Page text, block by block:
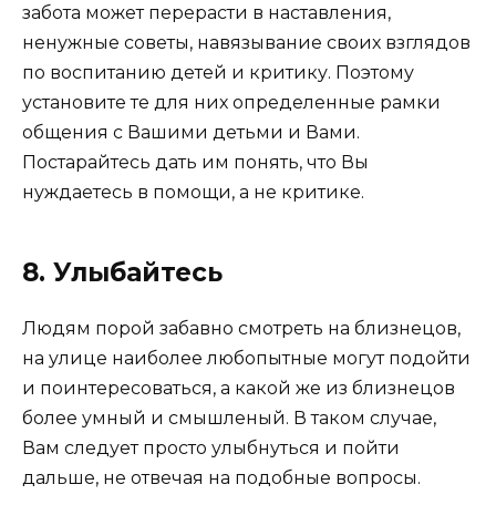
забота может перерасти в наставления,
ненужные советы, навязывание своих взглядов
по воспитанию детей и критику. Поэтому
установите те для них определенные рамки
общения с Вашими детьми и Вами.
Постарайтесь дать им понять, что Вы
нуждаетесь в помощи, а не критике.
8. Улыбайтесь
Людям порой забавно смотреть на близнецов,
на улице наиболее любопытные могут подойти
и поинтересоваться, а какой же из близнецов
более умный и смышленый. В таком случае,
Вам следует просто улыбнуться и пойти
дальше, не отвечая на подобные вопросы.